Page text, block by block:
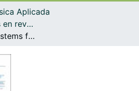
Navega per tot el DD
Com publicar
Aplicada
Articles publicats en revistes (Física Aplicada)
Acousto-optic systems for advanced microscopy